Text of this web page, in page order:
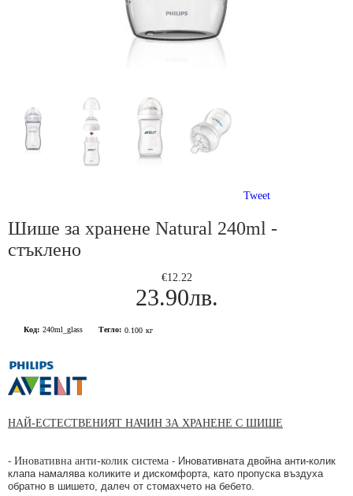
Tweet
Шише за хранене Natural 240ml -
стъклено
€12.22
23.90лв.
Код: 240ml_glass Тегло: 0.100 кг
НАЙ-ЕСТЕСТВЕНИЯТ НАЧИН ЗА ХРАНЕНЕ С ШИШЕ
- Иновативна анти-колик система - Иновативната двойна анти-колик
клапа намалява коликите и дискомфорта, като пропуска въздуха
обратно в шишето, далеч от стомахчето на бебето.